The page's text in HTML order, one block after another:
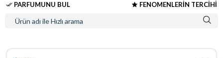
PARFUMUNU BUL FENOMENLERİN TERCİHİ